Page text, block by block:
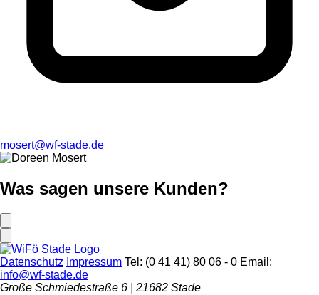
mosert@wf-stade.de
Was sagen unsere Kunden?
Datenschutz Impressum Tel: (0 41 41) 80 06 - 0 Email:
info@wf-stade.de
Große Schmiedestraße 6 | 21682 Stade